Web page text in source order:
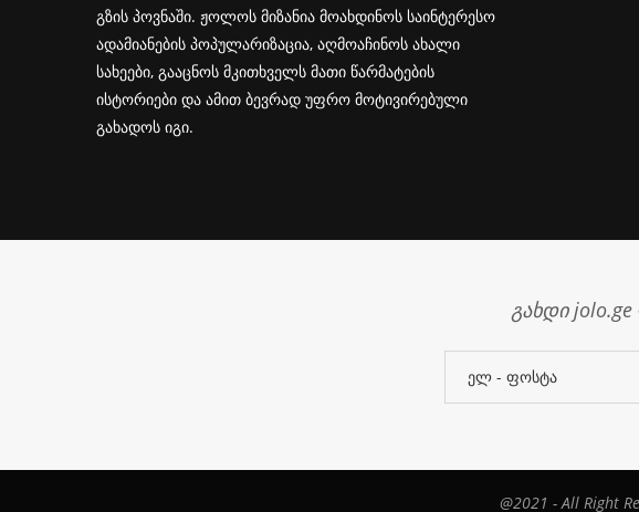
გზის პოვნაში. ჟოლოს მიზანია მოახდინოს საინტერესო
ადამიანების პოპულარიზაცია, აღმოაჩინოს ახალი
სახეები, გააცნოს მკითხველს მათი წარმატების
ისტორიები და ამით ბევრად უფრო მოტივირებული
გახადოს იგი.
გახდი
@2021 - All Right